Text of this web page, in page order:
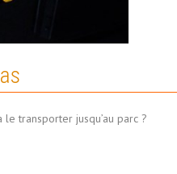
le transporter jusqu’au parc ?